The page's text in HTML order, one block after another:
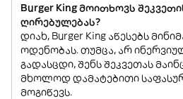
Burger King მოითხოვს
ღირებულებას?
დიახ, Burger King აწესებს
ოდენობას. თუმცა, არ
გადასცდი, შენს შეკვეთას
მხოლოდ დამატებითი
მოგიწევს.